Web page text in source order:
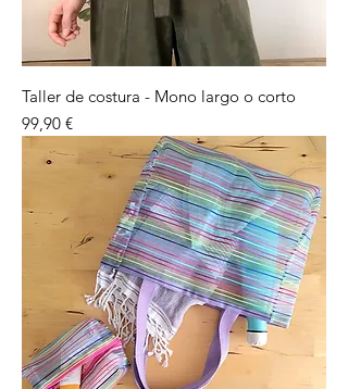
Taller de costura - Mono largo o corto
Preu
99,90 €